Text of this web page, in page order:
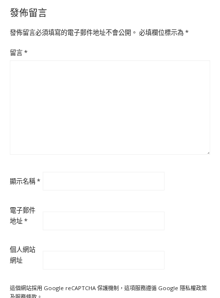
發佈留言
發佈留言必須填寫的電子郵件地址不會公開。 必填欄位標示為*
留言*
顯示名稱*
電子郵件
地址*
個人網站
網址
這個網站採用 Google reCAPTCHA 保護機制，這項服務遵循 Google 隱私權政策